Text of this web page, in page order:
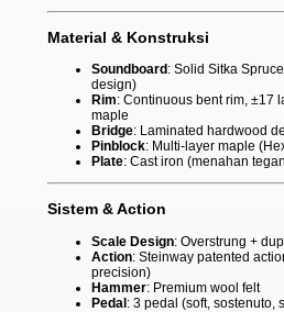
Material & Konstruksi
Soundboard : Solid Sitka
design)
Rim: Continuous bent rim, ±17
maple
Bridge: Laminated hardwood
Pinblock: Multi-layer maple
Plate: Cast iron (menahan
Sistem & Action
Scale Design: Overstrung +
Action: Steinway patented
precision)
Hammer: Premium wool felt
Pedal: 3 pedal (soft, sostenuto,